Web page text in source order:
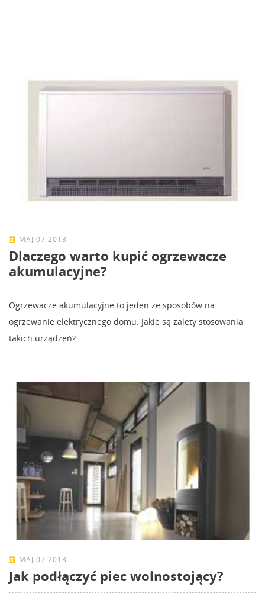
MAJ 07 2013
Dlaczego warto kupić ogrzewacze
akumulacyjne?
Ogrzewacze akumulacyjne to jeden ze sposobów na
ogrzewanie elektrycznego domu. Jakie są zalety stosowania
takich urządzeń?
MAJ 07 2013
Jak podłączyć piec wolnostojący?